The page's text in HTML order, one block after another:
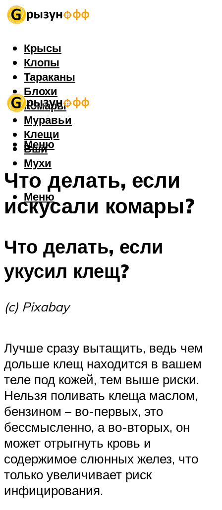
Крысы
Клопы
Тараканы
Блохи
Комары
Муравьи
Клещи
Вши
Мухи
Меню
Меню
Что делать, если
искусали комары?
Что делать, если
укусил клещ?
(c) Pixabay
Лучше сразу вытащить, ведь чем
дольше клещ находится в вашем
теле под кожей, тем выше риски.
Нельзя поливать клеща маслом,
бензином – во-первых, это
бессмысленно, а во-вторых, он
может отрыгнуть кровь и
содержимое слюнных желез, что
только увеличивает риск
инфицирования.